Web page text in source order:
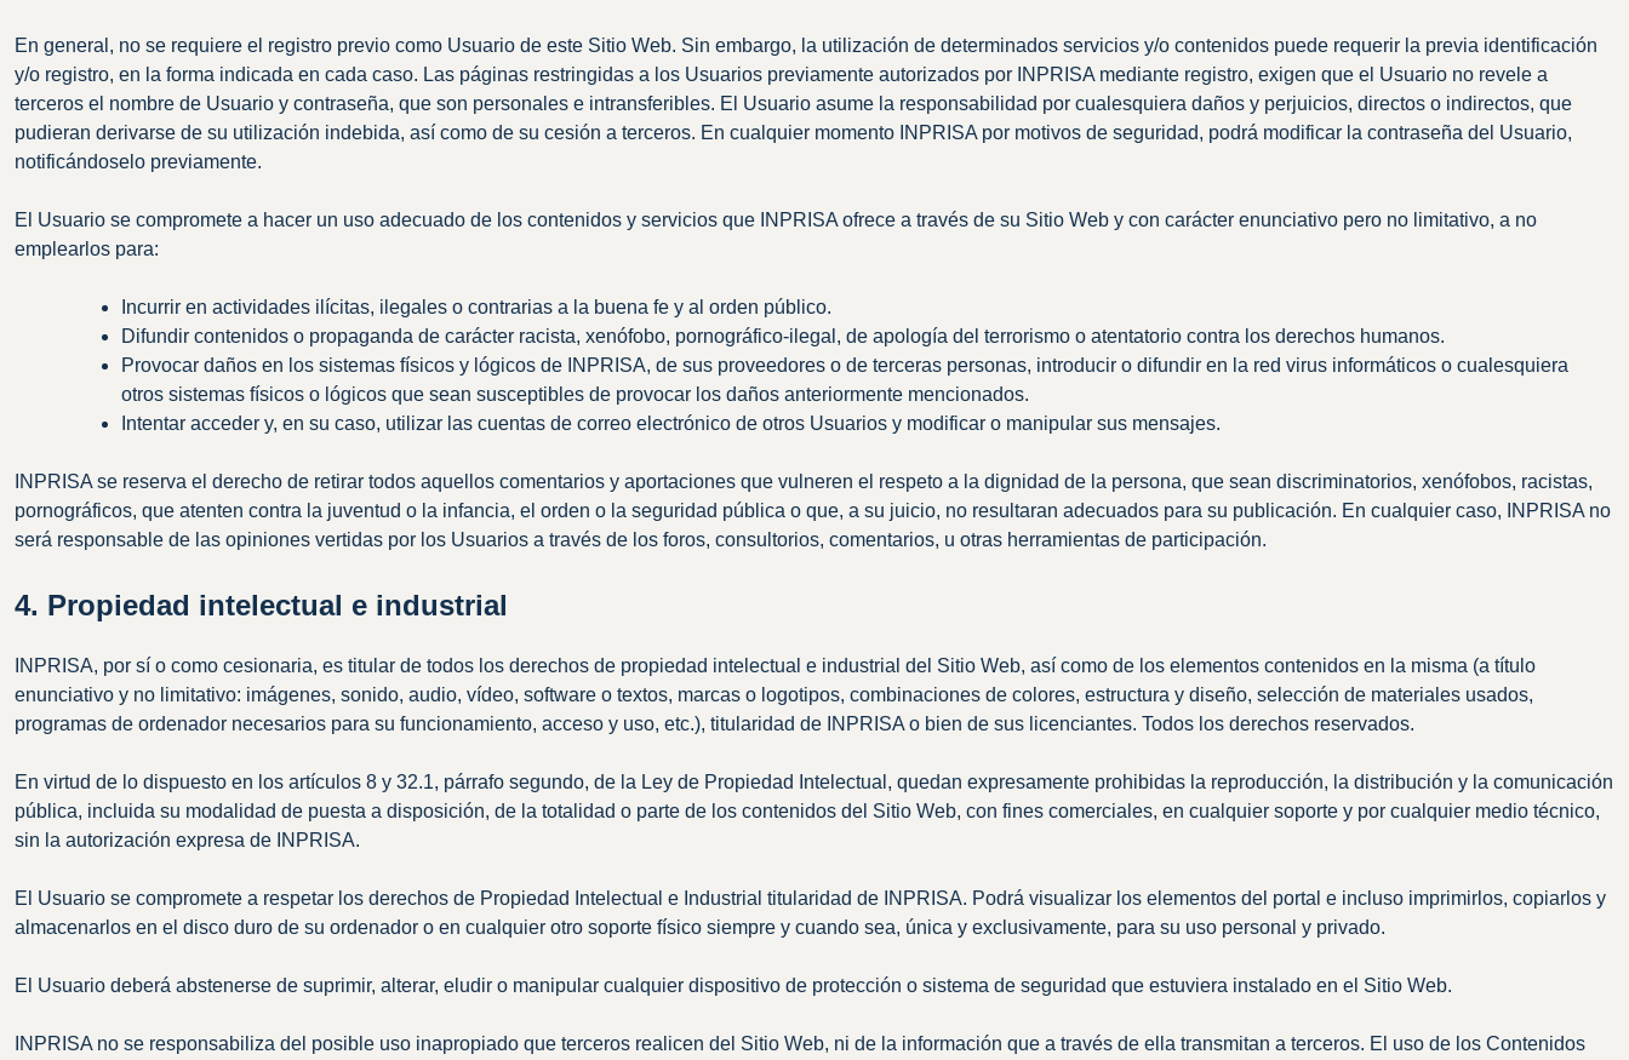
En general, no se requiere el registro previo como Usuario de este Sitio Web. Sin embargo, la utilización de determinados servicios y/o contenidos puede requerir la previa identificación
y/o registro, en la forma indicada en cada caso. Las páginas restringidas a los Usuarios previamente autorizados por INPRISA mediante registro, exigen que el Usuario no revele a
terceros el nombre de Usuario y contraseña, que son personales e intransferibles. El Usuario asume la responsabilidad por cualesquiera daños y perjuicios, directos o indirectos, que
pudieran derivarse de su utilización indebida, así como de su cesión a terceros. En cualquier momento INPRISA por motivos de seguridad, podrá modificar la contraseña del Usuario,
notificándoselo previamente.
El Usuario se compromete a hacer un uso adecuado de los contenidos y servicios que INPRISA ofrece a través de su Sitio Web y con carácter enunciativo pero no limitativo, a no
emplearlos para:
Incurrir en actividades ilícitas, ilegales o contrarias a la buena fe y al orden público.
Difundir contenidos o propaganda de carácter racista, xenófobo, pornográfico-ilegal, de apología del terrorismo o atentatorio contra los derechos humanos.
Provocar daños en los sistemas físicos y lógicos de INPRISA, de sus proveedores o de terceras personas, introducir o difundir en la red virus informáticos o cualesquiera
otros sistemas físicos o lógicos que sean susceptibles de provocar los daños anteriormente mencionados.
Intentar acceder y, en su caso, utilizar las cuentas de correo electrónico de otros Usuarios y modificar o manipular sus mensajes.
INPRISA se reserva el derecho de retirar todos aquellos comentarios y aportaciones que vulneren el respeto a la dignidad de la persona, que sean discriminatorios, xenófobos, racistas,
pornográficos, que atenten contra la juventud o la infancia, el orden o la seguridad pública o que, a su juicio, no resultaran adecuados para su publicación. En cualquier caso, INPRISA no
será responsable de las opiniones vertidas por los Usuarios a través de los foros, consultorios, comentarios, u otras herramientas de participación.
4. Propiedad intelectual e industrial
INPRISA, por sí o como cesionaria, es titular de todos los derechos de propiedad intelectual e industrial del Sitio Web, así como de los elementos contenidos en la misma (a título
enunciativo y no limitativo: imágenes, sonido, audio, vídeo, software o textos, marcas o logotipos, combinaciones de colores, estructura y diseño, selección de materiales usados,
programas de ordenador necesarios para su funcionamiento, acceso y uso, etc.), titularidad de INPRISA o bien de sus licenciantes. Todos los derechos reservados.
En virtud de lo dispuesto en los artículos 8 y 32.1, párrafo segundo, de la Ley de Propiedad Intelectual, quedan expresamente prohibidas la reproducción, la distribución y la comunicación
pública, incluida su modalidad de puesta a disposición, de la totalidad o parte de los contenidos del Sitio Web, con fines comerciales, en cualquier soporte y por cualquier medio técnico,
sin la autorización expresa de INPRISA.
El Usuario se compromete a respetar los derechos de Propiedad Intelectual e Industrial titularidad de INPRISA. Podrá visualizar los elementos del portal e incluso imprimirlos, copiarlos y
almacenarlos en el disco duro de su ordenador o en cualquier otro soporte físico siempre y cuando sea, única y exclusivamente, para su uso personal y privado.
El Usuario deberá abstenerse de suprimir, alterar, eludir o manipular cualquier dispositivo de protección o sistema de seguridad que estuviera instalado en el Sitio Web.
INPRISA no se responsabiliza del posible uso inapropiado que terceros realicen del Sitio Web, ni de la información que a través de ella transmitan a terceros. El uso de los Contenidos